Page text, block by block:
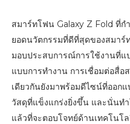
สมาร์ทโฟน Galaxy Z Fold ที่ก
ยอดนวัตกรรมที่ดีที่สุดของสมาร์
มอบประสบการณ์การใช้งานที่แ
แบบการทำงาน การเชื่อมต่อสื่
เดียวกันยังมาพร้อมดีไซน์ที่ออก
วัสดุที่แข็งแกร่งยิ่งขึ้น และนั่นท
แล้วที่จะตอบโจทย์ด้านเทคโนโ